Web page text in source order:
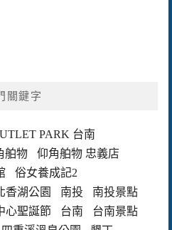
關鍵字
PARK 台南
舶物
仰角舶物 忠義店
俗女養成記2
香湖公園 南投
南投景點
心聖誕節 台南
台南景點